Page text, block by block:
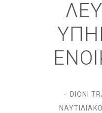
– DIONI